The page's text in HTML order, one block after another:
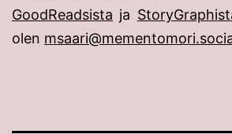
GoodReadsista ja
olen